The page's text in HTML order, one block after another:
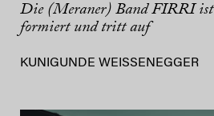
Die (Meraner) Band FIRRI ist
formiert und tritt auf
KUNIGUNDE WEISSENEGGER